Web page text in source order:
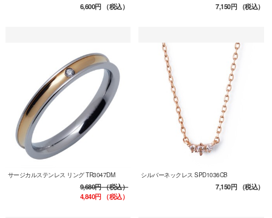
6,600円（税込） 7,150円（税込）
サージカルステンレス リング TR3047DM
9,680円（税込）
4,840円（税込）
シルバーネックレス SPD1036CB
7,150円（税込）